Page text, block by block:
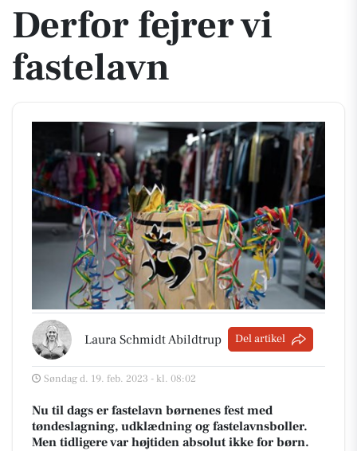
Derfor fejrer vi
fastelavn
Laura Schmidt Abildtrup Del artikel
Søndag d. 19. feb. 2023 - kl. 08:02
Nu til dags er fastelavn børnenes fest med
tøndeslagning, udklædning og fastelavnsboller.
Men tidligere var højtiden absolut ikke for børn.